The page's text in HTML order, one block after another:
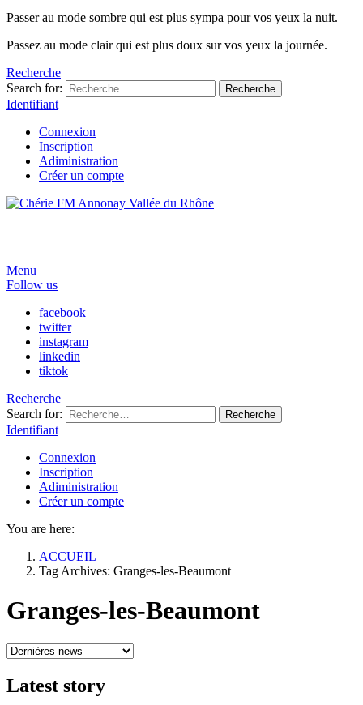
Passer au mode sombre qui est plus sympa pour vos yeux la nuit.
Passez au mode clair qui est plus doux sur vos yeux la journée.
Recherche
Search for:
Recherche
Identifiant
Connexion
Inscription
Adiministration
Créer un compte
Menu
Follow us
facebook
twitter
instagram
linkedin
tiktok
Recherche
Search for:
Recherche
Identifiant
Connexion
Inscription
Adiministration
Créer un compte
You are here:
ACCUEIL
Tag Archives: Granges-les-Beaumont
Granges-les-Beaumont
Latest story